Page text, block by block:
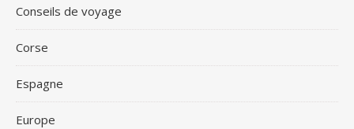
Conseils de voyage
Corse
Espagne
Europe